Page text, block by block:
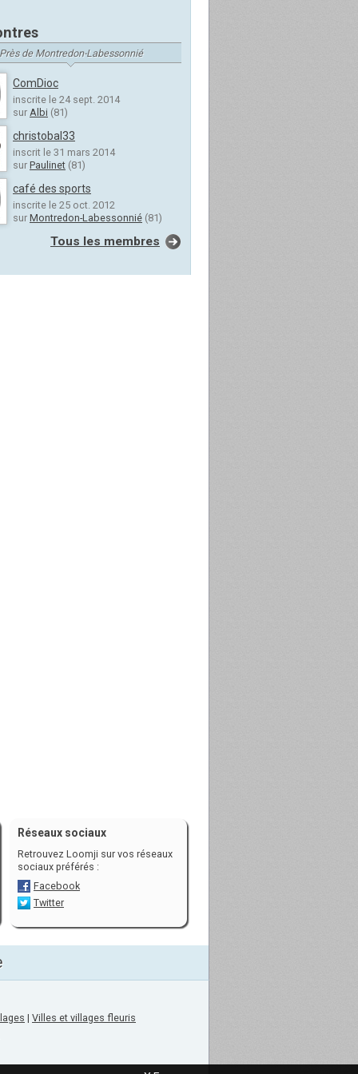
Près de Montredon-Labessonnié
ComDioc
inscrite le 24 sept. 2014
sur Albi (81)
christobal33
inscrit le 31 mars 2014
sur Paulinet (81)
café des sports
inscrite le 25 oct. 2012
sur Montredon-Labessonnié (81)
Tous les membres
Réseaux sociaux
Retrouvez Loomji sur vos réseaux
sociaux préférés :
Facebook
Twitter
| Villes et villages fleuris